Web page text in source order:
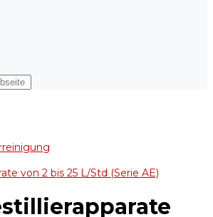
von 2 bis 25 L/Std (Serie AE)